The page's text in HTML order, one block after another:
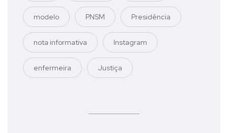
modelo PNSM Presidência
nota informativa Instagram
enfermeira Justiça